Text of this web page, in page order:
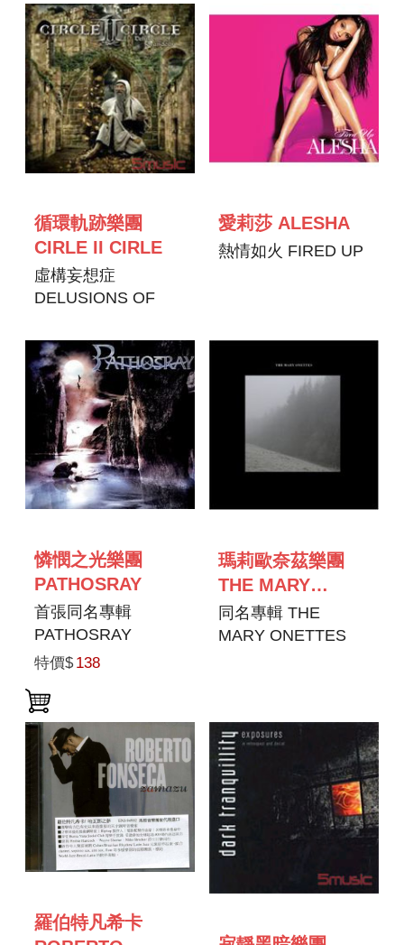
循環軌跡樂團
CIRLE II CIRLE
虛構妄想症
DELUSIONS OF
愛莉莎 ALESHA
熱情如火 FIRED UP
憐憫之光樂團
PATHOSRAY
首張同名專輯
PATHOSRAY
特價$ 138
瑪莉歐奈茲樂團
THE MARY
ONETTES
同名專輯 THE
MARY ONETTES
羅伯特凡希卡